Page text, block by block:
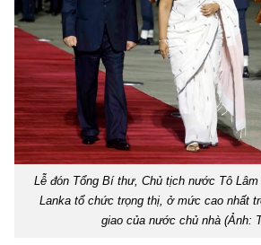
Lễ đón Tổng Bí thư, Chủ tịch nước Tô
Lanka tổ chức trọng thị, ở mức cao nhất
giao của nước chủ nhà (Ảnh: